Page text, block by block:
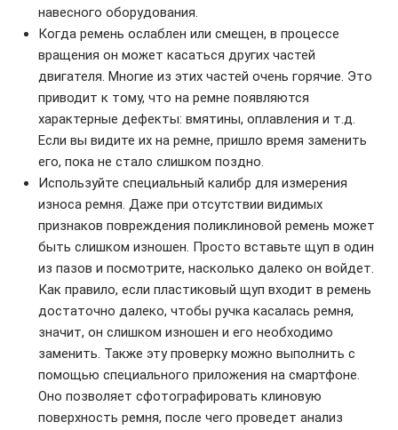
навесного оборудования.
Когда ремень ослаблен или смещен, в процессе
вращения он может касаться других частей
двигателя. Многие из этих частей очень горячие. Это
приводит к тому, что на ремне появляются
характерные дефекты: вмятины, оплавления и т.д.
Если вы видите их на ремне, пришло время заменить
его, пока не стало слишком поздно.
Используйте специальный калибр для измерения
износа ремня. Даже при отсутствии видимых
признаков повреждения поликлиновой ремень может
быть слишком изношен. Просто вставьте щуп в один
из пазов и посмотрите, насколько далеко он войдет.
Как правило, если пластиковый щуп входит в ремень
достаточно далеко, чтобы ручка касалась ремня,
значит, он слишком изношен и его необходимо
заменить. Также эту проверку можно выполнить с
помощью специального приложения на смартфоне.
Оно позволяет сфотографировать клиновую
поверхность ремня, после чего проведет анализ